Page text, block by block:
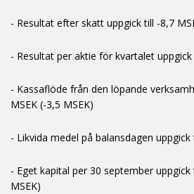
- Resultat efter skatt uppgick till -8,7
- Resultat per aktie för kvartalet uppgick
- Kassaflöde från den löpande
MSEK (-3,5 MSEK)
- Likvida medel på balansdagen uppgick
- Eget kapital per 30 september uppgick
MSEK)